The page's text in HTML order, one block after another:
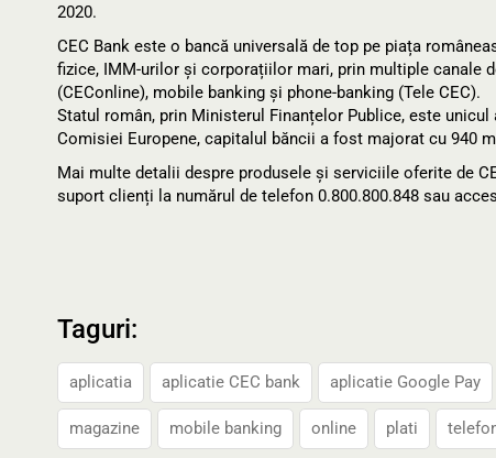
2020.
CEC Bank este o bancă universală de top pe piața
fizice, IMM-urilor și corporațiilor mari, prin multiple canale
(CEConline), mobile banking și phone-banking (Tele CEC).
Statul român, prin Ministerul Finanțelor Publice, este
Comisiei Europene, capitalul băncii a fost majorat cu 940
Mai multe detalii despre produsele și serviciile oferite de
suport clienți la numărul de telefon 0.800.800.848 sau
Taguri:
aplicatia aplicatie CEC bank aplicatie Google Pay
magazine mobile banking online plati